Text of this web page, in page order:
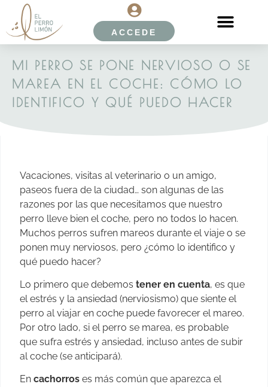
ACCEDE
MI PERRO SE PONE NERVIOSO O SE
MAREA EN EL COCHE: CÓMO LO
IDENTIFICO Y QUÉ PUEDO HACER
Vacaciones, visitas al veterinario o un amigo,
paseos fuera de la ciudad… son algunas de las
razones por las que necesitamos que nuestro
perro lleve bien el coche, pero no todos lo hacen.
Muchos perros sufren mareos durante el viaje o se
ponen muy nerviosos, pero ¿cómo lo identifico y
qué puedo hacer?
Lo primero que debemostener en cuenta, es que
el estrés y la ansiedad (nerviosismo) que siente el
perro al viajar en coche puede favorecer el mareo.
Por otro lado, si el perro se marea, es probable
que sufra estrés y ansiedad, incluso antes de subir
al coche (se anticipará).
Encachorros es más común que aparezca el